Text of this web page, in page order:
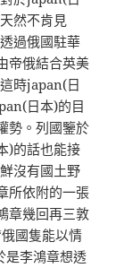
然不肯見
過俄國駐華
帝俄結合英美
時japan(日
日本)的目
勢。列國鑒於
)的話也能接
沒有國土野
所依附的一張
章幾回再三敦
國隻能以情
是李鴻章想透